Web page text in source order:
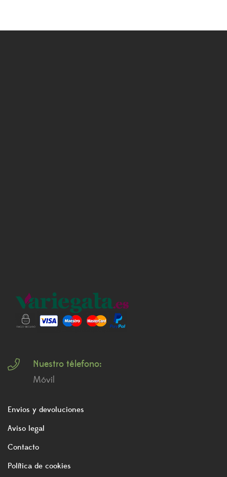
Nuestro télefono:
Móvil
Envios y devoluciones
Aviso legal
Contacto
Política de cookies